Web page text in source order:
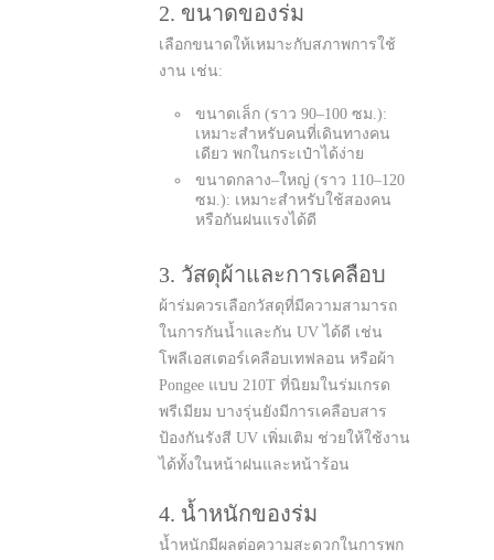
2. ขนาดของร่ม
เลือกขนาดให้เหมาะกับสภาพการใช้
งาน เช่น:
ขนาดเล็ก (ราว 90–100 ซม.):
เหมาะสำหรับคนที่เดินทางคน
เดียว พกในกระเป๋าได้ง่าย
ขนาดกลาง–ใหญ่ (ราว 110–120
ซม.): เหมาะสำหรับใช้สองคน
หรือกันฝนแรงได้ดี
3. วัสดุผ้าและการเคลือบ
ผ้าร่มควรเลือกวัสดุที่มีความสามารถ
ในการกันน้ำและกัน UV ได้ดี เช่น
โพลีเอสเตอร์เคลือบเทฟลอน หรือผ้า
Pongee แบบ 210T ที่นิยมในร่มเกรด
พรีเมียม บางรุ่นยังมีการเคลือบสาร
ป้องกันรังสี UV เพิ่มเติม ช่วยให้ใช้งาน
ได้ทั้งในหน้าฝนและหน้าร้อน
4. น้ำหนักของร่ม
น้ำหนักมีผลต่อความสะดวกในการพก